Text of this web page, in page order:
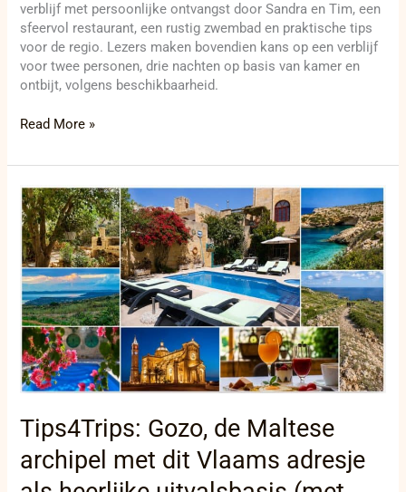
verblijf met persoonlijke ontvangst door Sandra en Tim, een
sfeervol restaurant, een rustig zwembad en praktische tips
voor de regio. Lezers maken bovendien kans op een verblijf
voor twee personen, drie nachten op basis van kamer en
ontbijt, volgens beschikbaarheid.
Read More »
Tips4Trips: Gozo, de Maltese
archipel met dit Vlaams adresje
Tips4Trips:
Gozo,
de
Maltese
archipel
met
dit
Vlaams
adresje
als
heerlijke
(met
wedstrijd)